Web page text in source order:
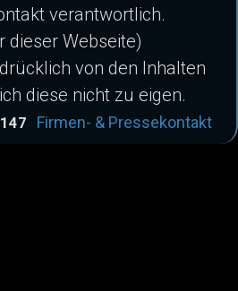
verantwortlich.
dieser Webseite)
von den Inhalten
diese nicht zu eigen.
Firmen- & Pressekontakt